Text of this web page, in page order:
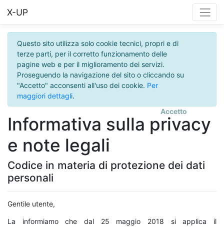
X-UP
Questo sito utilizza solo cookie tecnici, propri e di
terze parti, per il corretto funzionamento delle
pagine web e per il miglioramento dei servizi.
Proseguendo la navigazione del sito o cliccando su
"Accetto" acconsenti all'uso dei cookie. Per
maggiori dettagli.
Accetto
Informativa sulla privacy
e note legali
Codice in materia di protezione dei dati
personali
Gentile utente,
La informiamo che dal 25 maggio 2018 si applica il